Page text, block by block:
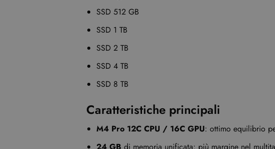
SSD 512 GB
SSD 1 TB
SSD 2 TB
SSD 4 TB
SSD 8 TB
Caratteristiche principali
M4 Pro 12C CPU / 16C GPU: ottimo equilibrio